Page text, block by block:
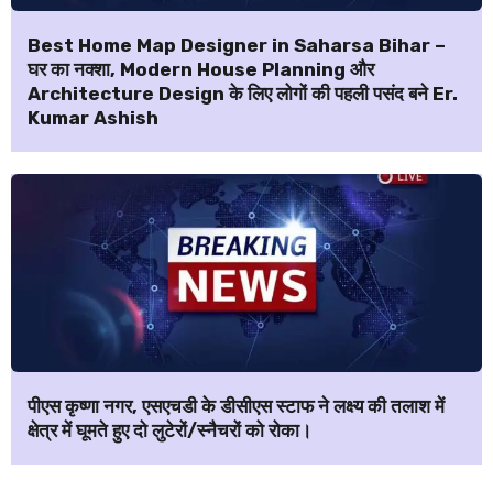
Best Home Map Designer in Saharsa Bihar –
घर का नक्शा, Modern House Planning और
Architecture Design के लिए लोगों की पहली पसंद बने Er.
Kumar Ashish
पीएस कृष्णा नगर, एसएचडी के डीसीएस स्टाफ ने लक्ष्य की तलाश में
क्षेत्र में घूमते हुए दो लुटेरों/स्नैचरों को रोका।